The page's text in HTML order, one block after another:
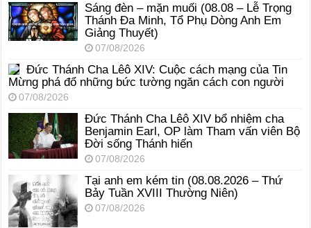
Sáng đèn – mặn muối (08.08 – Lễ Trọng
Thánh Đa Minh, Tổ Phụ Dòng Anh Em
Giảng Thuyết)
07/08/2026
Đức Thánh Cha Lêô XIV: Cuộc cách mạng của Tin
Mừng phá đổ những bức tường ngăn cách con người
07/08/2026
Đức Thánh Cha Lêô XIV bổ nhiệm cha
Benjamin Earl, OP làm Tham vấn viên Bộ
Đời sống Thánh hiến
07/08/2026
Tại anh em kém tin (08.08.2026 – Thứ
Bảy Tuần XVIII Thường Niên)
07/08/2026